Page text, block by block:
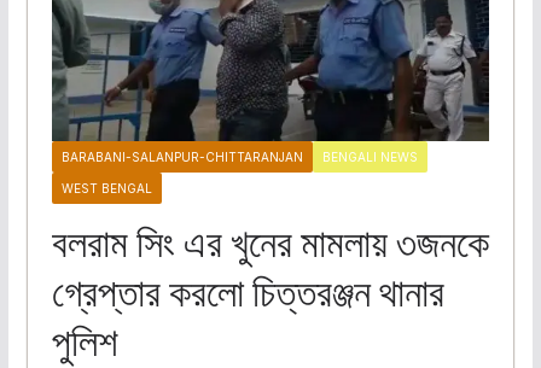
BARABANI-SALANPUR-CHITTARANJAN BENGALI NEWS
WEST BENGAL
বলরাম সিং এর খুনের মামলায় ৩জনকে
গ্রেপ্তার করলো চিত্তরঞ্জন থানার
পুলিশ